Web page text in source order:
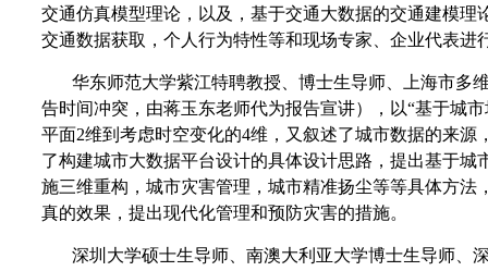
交通仿真模型理论，以及，基于交通大数据的交通建模
交通数据获取，个人行为特性等和现场专家、企业代表进
华东师范大学紫江特聘教授、博士生导师、上海市多
告时间冲突，由蒋玉东老师代为报告宣讲），以“基于城
平面2维到考虑时空变化的4维，又叙述了城市数据的来
了构建城市大数据平台设计的具体设计思路，提出基于
施三维重构，城市灾害管理，城市精准扬尘等等具体方
真的效果，提出现代化管理和预防灾害的措施。
深圳大学硕士生导师、南澳大利亚大学博士生导师、